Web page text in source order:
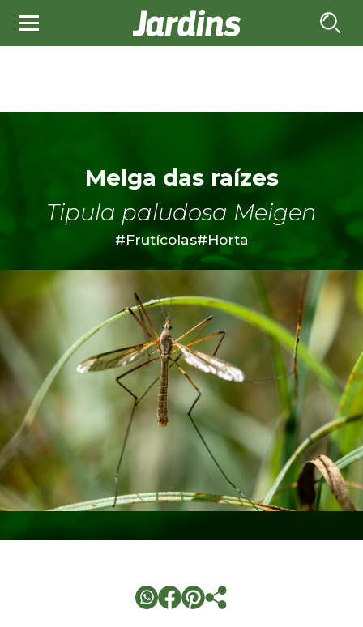
Melga das raízes
Tipula paludosa Meigen
#Frutícolas#Horta